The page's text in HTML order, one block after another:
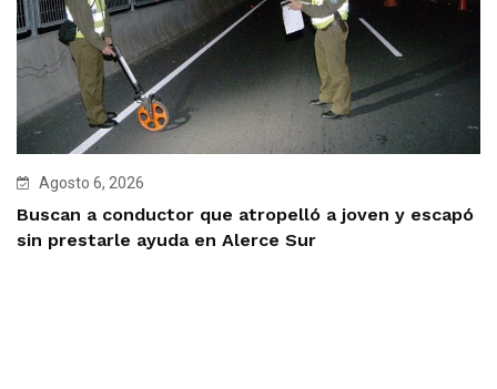
Agosto 6, 2026
Buscan a conductor que atropelló a joven y escapó
sin prestarle ayuda en Alerce Sur